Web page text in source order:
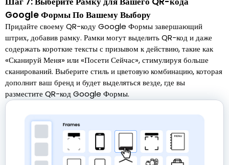
Google Формы По Вашему Выбору
Придайте своему QR-коду Google Формы завершающий
штрих, добавив рамку. Рамки могут выделить QR-код и даже
содержать короткие тексты с призывом к действию, такие как
«Сканируй Меня» или «Посети Сейчас», стимулируя больше
сканирований. Выберите стиль и цветовую комбинацию, которая
дополнит ваш бренд и будет выделяться везде, где вы
разместите QR-код Google Формы.